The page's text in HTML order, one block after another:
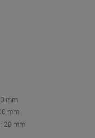
mm
mm
20 mm